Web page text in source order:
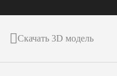
Скачать 3D модель